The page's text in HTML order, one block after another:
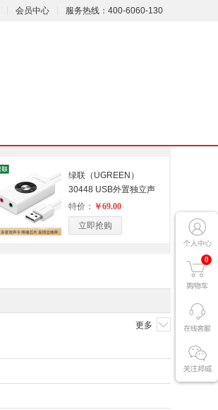
会员中心 服务热线：400-6060-130
0
绿联（UGREEN）
30448 USB外置独立声
卡免驱 适用PS4台式机
笔记本电脑连接3.5mm
耳机麦克风音频接口转换
特价： ￥69.00
立即抢购
更多